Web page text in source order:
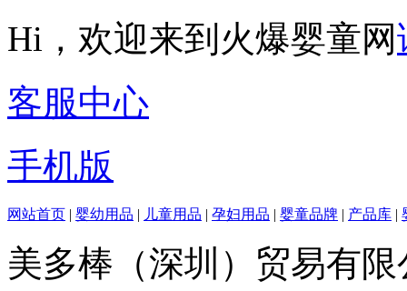
Hi，欢迎来到火爆婴童网
客服中心
手机版
网站首页 | 婴幼用品 | 儿童用品 | 孕妇用品 | 婴童品牌 | 产品库 |
美多棒（深圳）贸易有限